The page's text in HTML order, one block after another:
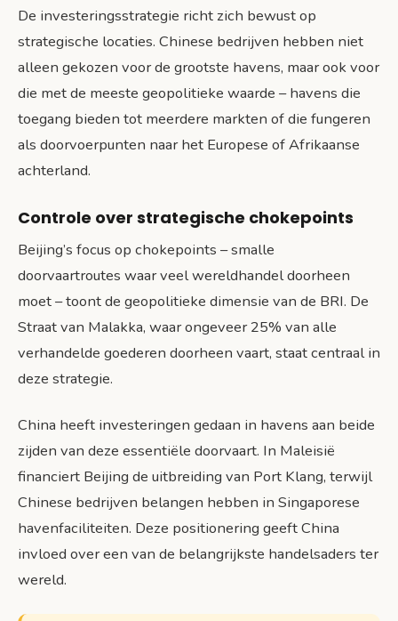
De investeringsstrategie richt zich bewust op
strategische locaties. Chinese bedrijven hebben niet
alleen gekozen voor de grootste havens, maar ook voor
die met de meeste geopolitieke waarde – havens die
toegang bieden tot meerdere markten of die fungeren
als doorvoerpunten naar het Europese of Afrikaanse
achterland.
Controle over strategische chokepoints
Beijing’s focus op chokepoints – smalle
doorvaartroutes waar veel wereldhandel doorheen
moet – toont de geopolitieke dimensie van de BRI. De
Straat van Malakka, waar ongeveer 25% van alle
verhandelde goederen doorheen vaart, staat centraal in
deze strategie.
China heeft investeringen gedaan in havens aan beide
zijden van deze essentiële doorvaart. In Maleisië
financiert Beijing de uitbreiding van Port Klang, terwijl
Chinese bedrijven belangen hebben in Singaporese
havenfaciliteiten. Deze positionering geeft China
invloed over een van de belangrijkste handelsaders ter
wereld.